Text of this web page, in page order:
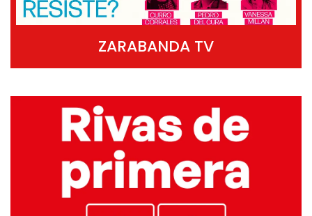
ZARABANDA TV